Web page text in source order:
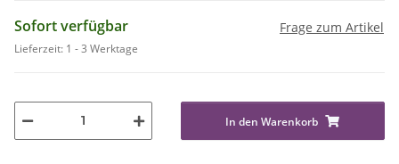
Sofort verfügbar
Lieferzeit: 1 - 3 Werktage
Frage zum Artikel
In den Warenkorb